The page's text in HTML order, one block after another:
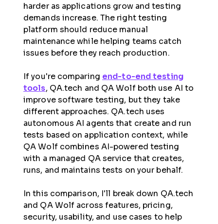
harder as applications grow and testing
demands increase. The right testing
platform should reduce manual
maintenance while helping teams catch
issues before they reach production.
If you're comparing end-to-end testing
tools, QA.tech and QA Wolf both use AI to
improve software testing, but they take
different approaches. QA.tech uses
autonomous AI agents that create and run
tests based on application context, while
QA Wolf combines AI-powered testing
with a managed QA service that creates,
runs, and maintains tests on your behalf.
In this comparison, I'll break down QA.tech
and QA Wolf across features, pricing,
security, usability, and use cases to help